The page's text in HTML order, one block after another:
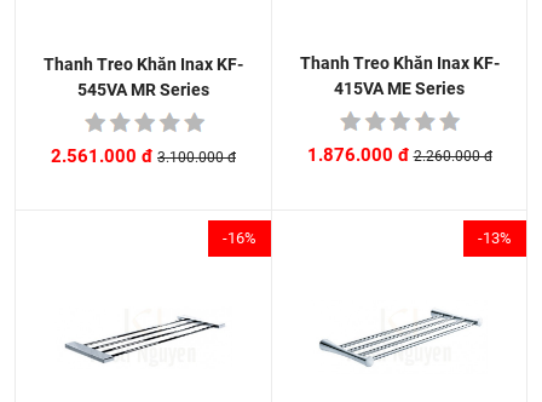
Thanh Treo Khăn Inax KF-
545VA MR Series
2.561.000 đ 3.100.000 đ
Thanh Treo Khăn Inax KF-
415VA ME Series
1.876.000 đ 2.260.000 đ
-16% -13%